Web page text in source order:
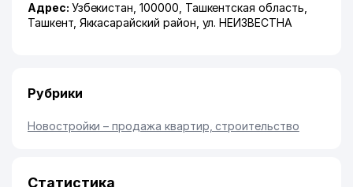
Адрес: Узбекистан, 100000, Ташкентская область
Ташкент, Яккасарайский район ул. НЕИЗВЕСТНА
Рубрики
Новостройки – продажа квартир, строительство
Статистика